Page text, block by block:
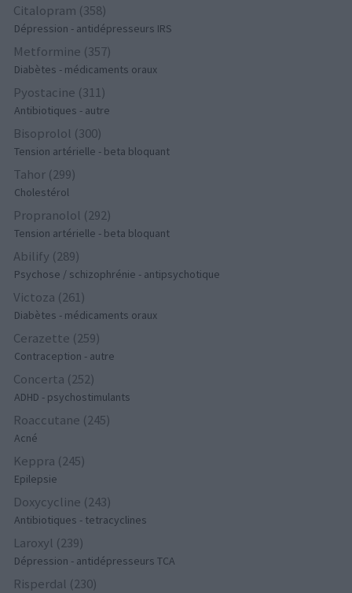
Citalopram (358)
Dépression - antidépresseurs IRS
Metformine (357)
Diabètes - médicaments oraux
Pyostacine (311)
Antibiotiques - autre
Bisoprolol (300)
Tension artérielle - beta bloquant
Tahor (299)
Cholestérol
Propranolol (292)
Tension artérielle - beta bloquant
Abilify (289)
Psychose / schizophrénie - antipsychotique
Victoza (261)
Diabètes - médicaments oraux
Cerazette (259)
Contraception - autre
Concerta (252)
ADHD - psychostimulants
Roaccutane (245)
Acné
Keppra (245)
Epilepsie
Doxycycline (243)
Antibiotiques - tetracyclines
Laroxyl (239)
Dépression - antidépresseurs TCA
Risperdal (230)